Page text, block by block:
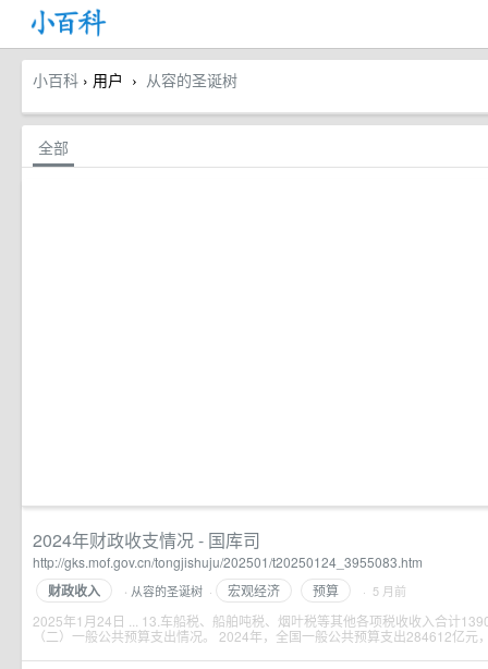
小百科 › 用户 › 从容的圣诞树
全部
2024年财政收支情况 - 国库司
http://gks.mof.gov.cn/tongjishuju/202501/t20250124_3955083.htm
财政收入 · 从容的圣诞树 · 宏观经济 预算 · 5 月前
2025年1月24日 ... 13.车船税、船舶吨税、烟叶税等其他各项税收收入合计
（二）一般公共预算支出情况。 2024年，全国一般公共预算支出284612亿元